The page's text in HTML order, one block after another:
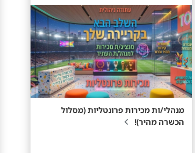
מנהלי/ות מכירות פרונטליות (מסלול
הכשרה מהיר)!